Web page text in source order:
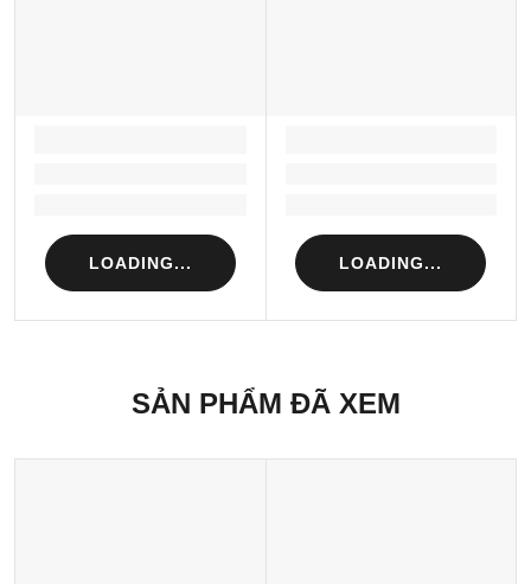
LOADING... LOADING...
SẢN PHẨM ĐÃ XEM